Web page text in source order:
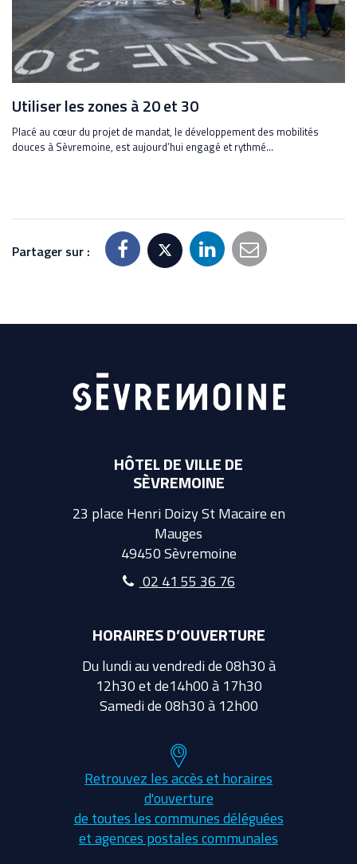
Utiliser les zones à 20 et 30
Placé au cœur du projet de mandat, le développement des mobilités
douces à Sèvremoine, est aujourd’hui engagé et rythmé...
Partager sur :
HÔTEL DE VILLE DE
SÈVREMOINE
23 place Henri Doizy St Macaire en
Mauges
49450 Sèvremoine
02 41 55 36 76
HORAIRES D’OUVERTURE
Du lundi au vendredi de 08h30 à
12h30 et de14h00 à 17h30
Samedi de 08h30 à 12h00
Retrouvez les accès et horaires
d'ouverture
de toutes les communes déléguées
et agences postales communales